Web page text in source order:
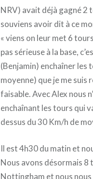
NRV) avait déjà gagné 2
souviens avoir dit à ce
« viens on leur met 6
pas sérieuse à la base,
(Benjamin) enchaîner les
moyenne) que je me suis
faisable. Avec Alex nous
enchaînant les tours qui
dessus du 30 Km/h de
Il est 4h30 du matin et
Nous avons désormais 8
Nottingham et nous nous